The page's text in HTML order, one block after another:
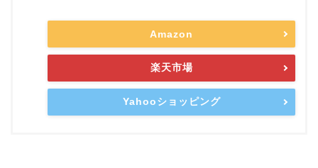
Amazon
楽天市場
Yahooショッピング